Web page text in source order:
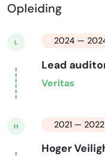
Opleiding
L 2024 —
Lead
Veritas
H 2021 — 2022
Hoger